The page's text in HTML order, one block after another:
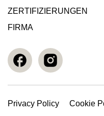
ZERTIFIZIERUNGEN
FIRMA
Privacy Policy Cookie